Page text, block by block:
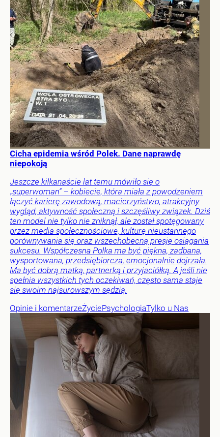
Cicha epidemia wśród Polek. Dane naprawdę
niepokoją
Jeszcze kilkanaście lat temu mówiło się o
„superwoman” – kobiecie, która miała z powodzeniem
łączyć karierę zawodową, macierzyństwo, atrakcyjny
wygląd, aktywność społeczną i szczęśliwy związek. Dziś
ten model nie tylko nie zniknął, ale został spotęgowany
przez media społecznościowe, kulturę nieustannego
porównywania się oraz wszechobecną presję osiągania
sukcesu. Współczesna Polka ma być piękna, zadbana,
wysportowana, przedsiębiorcza, emocjonalnie dojrzała.
Ma być dobrą matką, partnerką i przyjaciółką. A jeśli nie
spełnia wszystkich tych oczekiwań, często sama staje
się swoim najsurowszym sędzią.
Opinie i komentarzeŻyciePsychologiaTylko u Nas